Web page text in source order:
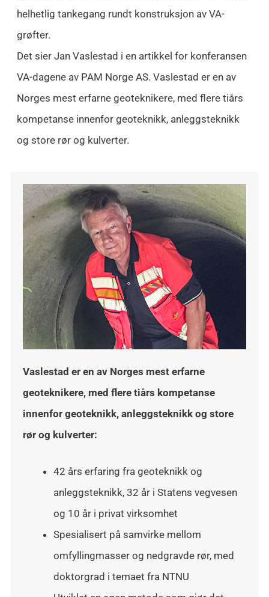
helhetlig tankegang rundt konstruksjon av VA-
grøfter.
Det sier Jan Vaslestad i en artikkel for konferansen
VA-dagene av PAM Norge AS. Vaslestad er en av
Norges mest erfarne geoteknikere, med flere tiårs
kompetanse innenfor geoteknikk, anleggsteknikk
og store rør og kulverter.
Vaslestad er en av Norges mest erfarne
geoteknikere, med flere tiårs kompetanse
innenfor geoteknikk, anleggsteknikk og store
rør og kulverter:
42 års erfaring fra geoteknikk og
anleggsteknikk, 32 år i Statens vegvesen
og 10 år i privat virksomhet
Spesialisert på samvirke mellom
omfyllingmasser og nedgravde rør, med
doktorgrad i temaet fra NTNU